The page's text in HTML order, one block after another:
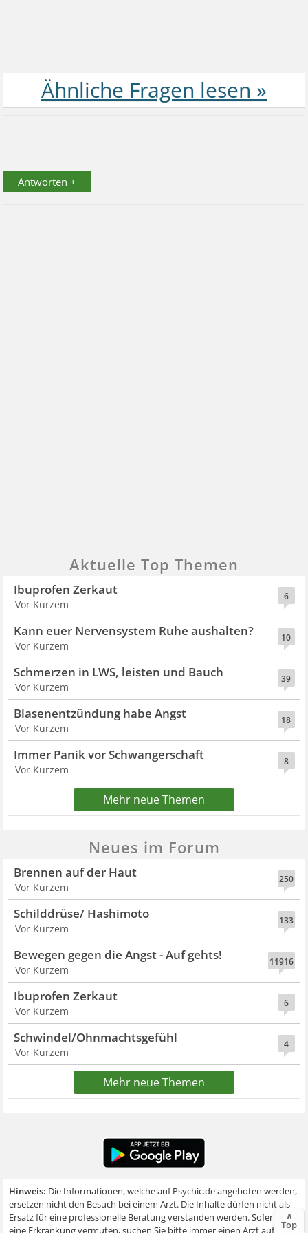
Antworten +
Aktuelle Top Themen
6
Ibuprofen Zerkaut
Vor Kurzem
10
Kann euer Nervensystem Ruhe aushalten?
Vor Kurzem
39
Schmerzen in LWS, leisten und Bauch
Vor Kurzem
18
Blasenentzündung habe Angst
Vor Kurzem
8
Immer Panik vor Schwangerschaft
Vor Kurzem
Mehr neue Themen
Neues im Forum
250
Brennen auf der Haut
Vor Kurzem
133
Schilddrüse/ Hashimoto
Vor Kurzem
11916
Bewegen gegen die Angst - Auf gehts!
Vor Kurzem
6
Ibuprofen Zerkaut
Vor Kurzem
4
Schwindel/Ohnmachtsgefühl
Vor Kurzem
Mehr neue Themen
∧
Top